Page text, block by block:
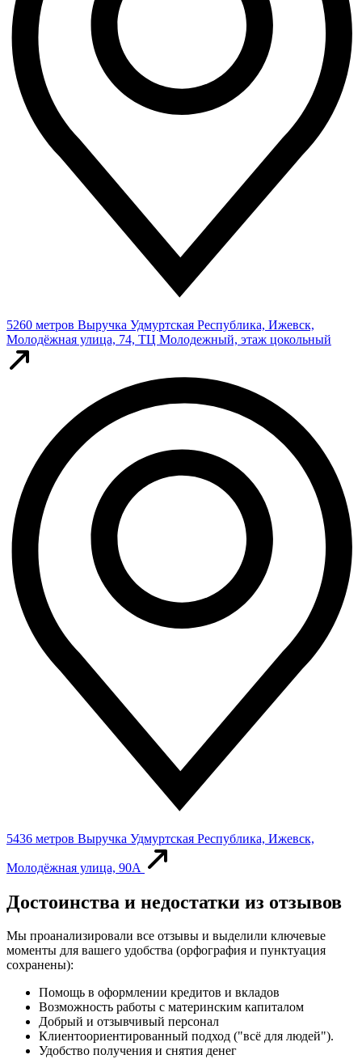
5260 метров Выручка Удмуртская Республика, Ижевск,
Молодёжная улица, 74, ТЦ Молодежный, этаж цокольный
5436 метров Выручка Удмуртская Республика, Ижевск,
Молодёжная улица, 90А
Достоинства и недостатки из отзывов
Мы проанализировали все отзывы и выделили ключевые
моменты для вашего удобства (орфография и пунктуация
сохранены):
Помощь в оформлении кредитов и вкладов
Возможность работы с материнским капиталом
Добрый и отзывчивый персонал
Клиентоориентированный подход ("всё для людей").
Удобство получения и снятия денег